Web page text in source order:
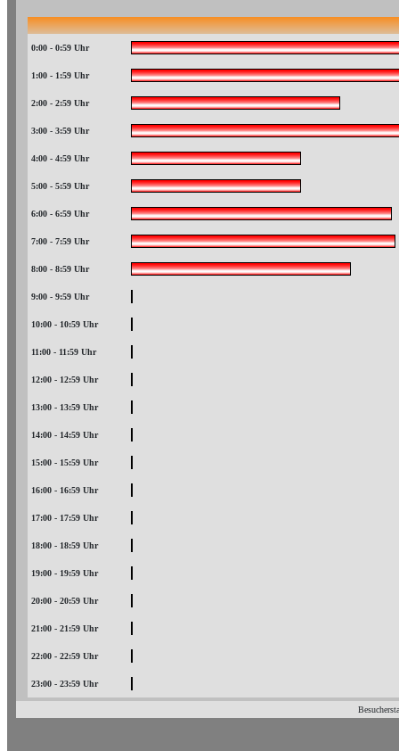
0:00 - 0:59 Uhr
1:00 - 1:59 Uhr
2:00 - 2:59 Uhr
3:00 - 3:59 Uhr
4:00 - 4:59 Uhr
5:00 - 5:59 Uhr
6:00 - 6:59 Uhr
7:00 - 7:59 Uhr
8:00 - 8:59 Uhr
9:00 - 9:59 Uhr
10:00 - 10:59 Uhr
11:00 - 11:59 Uhr
12:00 - 12:59 Uhr
13:00 - 13:59 Uhr
14:00 - 14:59 Uhr
15:00 - 15:59 Uhr
16:00 - 16:59 Uhr
17:00 - 17:59 Uhr
18:00 - 18:59 Uhr
19:00 - 19:59 Uhr
20:00 - 20:59 Uhr
21:00 - 21:59 Uhr
22:00 - 22:59 Uhr
23:00 - 23:59 Uhr